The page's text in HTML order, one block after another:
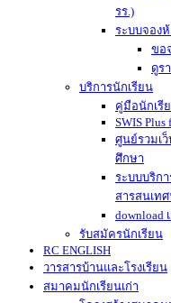
รร.)
ระบบจอง
ขอ
ดูร
บริการนักเรียน
คู่มือนักเรี
SWIS Plus
ศูนย์รวมเ
ศึกษา
ระบบบริก
สารสนเท
download
รับสมัครนักเรียน
RC ENGLISH
วารสารบ้านและโรงเรียน
สมาคมนักเรียนเก่า